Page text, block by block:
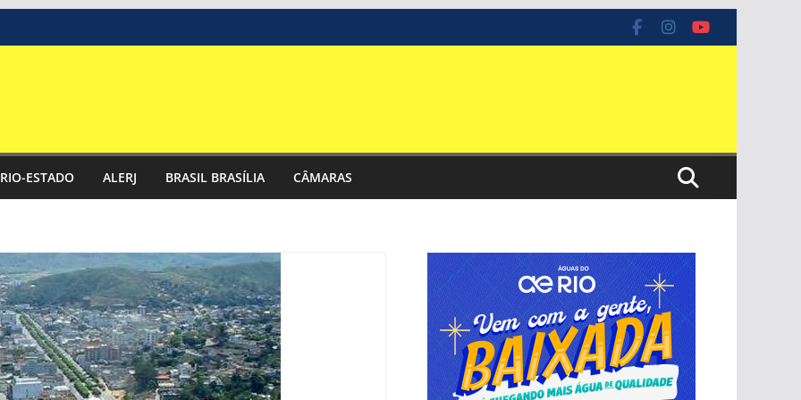
RIO-ESTADO ALERJ BRASIL BRASÍLIA CÂMARAS